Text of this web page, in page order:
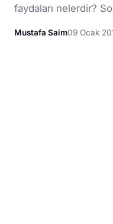
faydaları nelerdir?
Mustafa Saim09 Ocak